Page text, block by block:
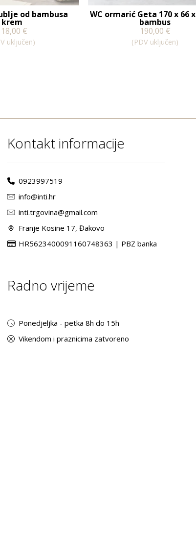
od bambusa
krem
€
uključen)
WC ormarić Geta 170 x 66
bambus
190,00 €
(PDV uključen)
Kontakt informacije
0923997519
info@inti.hr
inti.trgovina@gmail.com
Franje Kosine 17, Đakovo
HR5623400091160748363 | PBZ banka
Radno vrijeme
Ponedjeljka - petka 8h do 15h
Vikendom i praznicima zatvoreno